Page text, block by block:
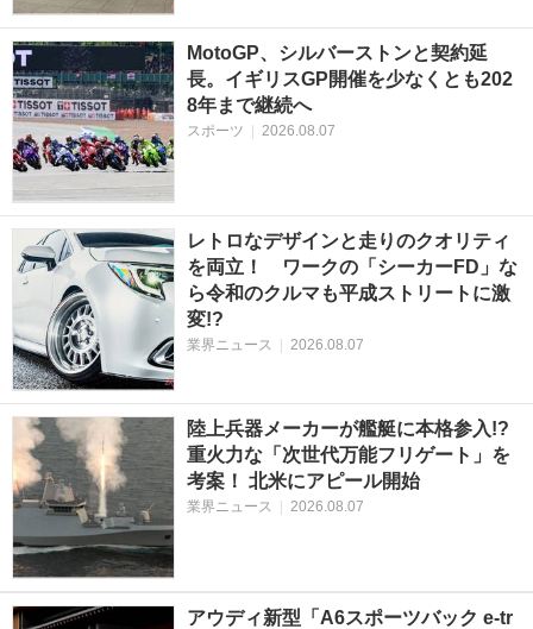
MotoGP、シルバーストンと契約延
長。イギリスGP開催を少なくとも202
8年まで継続へ
スポーツ 2026.08.07
レトロなデザインと走りのクオリティ
を両立！ ワークの「シーカーFD」な
ら令和のクルマも平成ストリートに激
変!?
業界ニュース | 2026.08.07
陸上兵器メーカーが艦艇に本格参入!?
重火力な「次世代万能フリゲート」を
考案！ 北米にアピール開始
業界ニュース | 2026.08.07
アウディ新型「A6スポーツバック e-tr